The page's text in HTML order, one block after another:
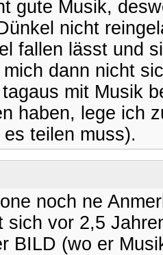
gute Musik,
nicht
fallen lässt und
dann nicht
mit Musik
haben, lege ich
teilen muss).
noch ne
sich vor 2,5
BILD (wo er